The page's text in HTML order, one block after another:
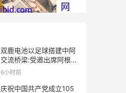
双鹿电池以足球搭建中阿
交流桥梁:受邀出席阿根廷
足协赞助商招待会！
6小时前
庆祝中国共产党成立105